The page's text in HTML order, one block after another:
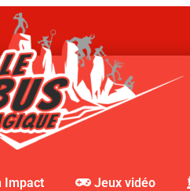
Impact Jeux vidéo